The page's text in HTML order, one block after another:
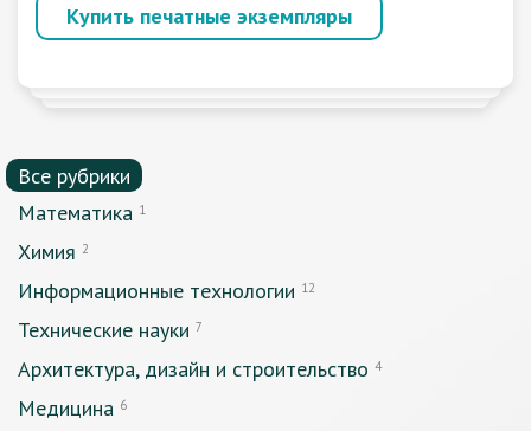
Купить печатные экземпляры
Все рубрики
Математика 1
Химия 2
Информационные технологии 12
Технические науки 7
Архитектура, дизайн и строительство 4
Медицина 6